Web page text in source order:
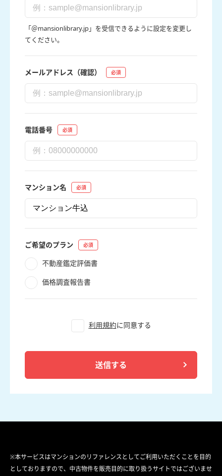
「＠mansionlibrary.jp」を受信できるように設定を変更し
てください。
メールアドレス（確認）
電話番号
マンション名
ご希望のプラン
不動産鑑定評価書
価格調査報告書
利用規約に同意する
送信する
※本サービスはマンションのリファレンスとしてご利用いただくことを目的
としておりますので、中古物件を販売目的に取り扱うサイトではございませ